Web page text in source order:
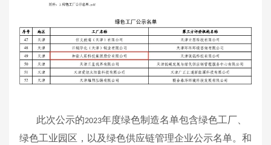
此次公示的2023年度绿色制造名单包含绿色工厂、
绿色工业园区，以及绿色供应链管理企业公示名单。和